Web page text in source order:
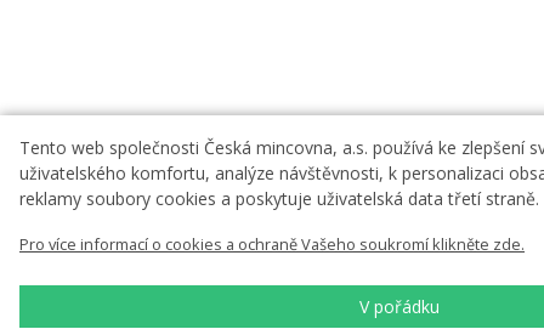
Tento web společnosti Česká mincovna, a.s. používá ke zlepšení
uživatelského komfortu, analýze návštěvnosti, k personalizaci
reklamy soubory cookies a poskytuje uživatelská data třetí straně.
Pro více informací o cookies a ochraně Vašeho soukromí klikněte zde.
V pořádku